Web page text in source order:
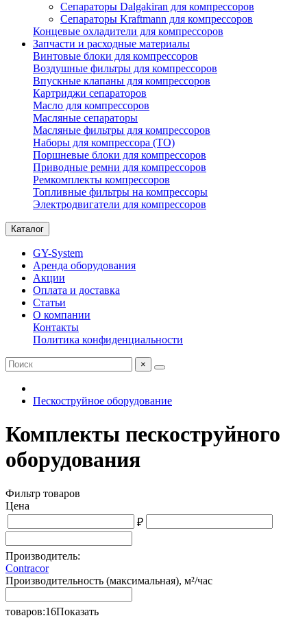
Сепараторы Dalgakiran для компрессоров
Сепараторы Kraftmann для компрессоров
Концевые охладители для компрессоров
Запчасти и расходные материалы
Винтовые блоки для компрессоров
Воздушные фильтры для компрессоров
Впускные клапаны для компрессоров
Картриджи сепараторов
Масло для компрессоров
Масляные сепараторы
Масляные фильтры для компрессоров
Наборы для компрессора (ТО)
Поршневые блоки для компрессоров
Приводные ремни для компрессоров
Ремкомплекты компрессоров
Топливные фильтры на компрессоры
Электродвигатели для компрессоров
Каталог
GY-System
Аренда оборудования
Акции
Оплата и доставка
Статьи
О компании
Контакты
Политика конфиденциальности
×
Пескоструйное оборудование
Комплекты пескоструйного
оборудования
Фильтр товаров
Цена
₽
Производитель:
Contracor
Производительность (максимальная), м²/час
товаров:16Показать